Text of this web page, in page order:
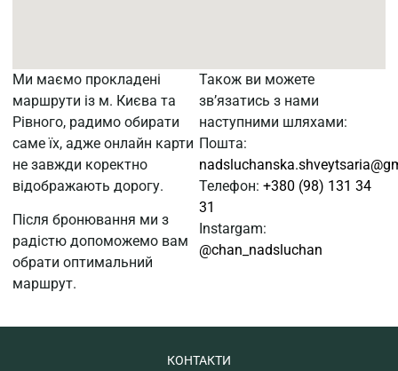
Ми маємо прокладені
маршрути із м. Києва та
Рівного, радимо обирати
саме їх, адже онлайн карти
не завжди коректно
відображають дорогу.
Після бронювання ми з
радістю допоможемо вам
обрати оптимальний
маршрут.
Також ви можете
зв’язатись з нами
наступними шляхами:
Пошта:
Телефон: +380 (98) 131 34
31
Instargam:
@chan_nadsluchan
КОНТАКТИ